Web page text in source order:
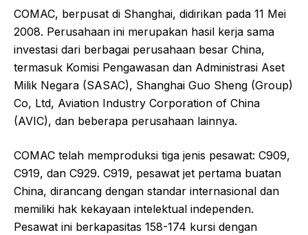
COMAC, berpusat di Shanghai, didirikan pada 11 Mei
2008. Perusahaan ini merupakan hasil kerja sama
investasi dari berbagai perusahaan besar China,
termasuk Komisi Pengawasan dan Administrasi Aset
Milik Negara (SASAC), Shanghai Guo Sheng (Group)
Co, Ltd, Aviation Industry Corporation of China
(AVIC), dan beberapa perusahaan lainnya.
COMAC telah memproduksi tiga jenis pesawat: C909,
C919, dan C929. C919, pesawat jet pertama buatan
China, dirancang dengan standar internasional dan
memiliki hak kekayaan intelektual independen.
Pesawat ini berkapasitas 158-174 kursi dengan